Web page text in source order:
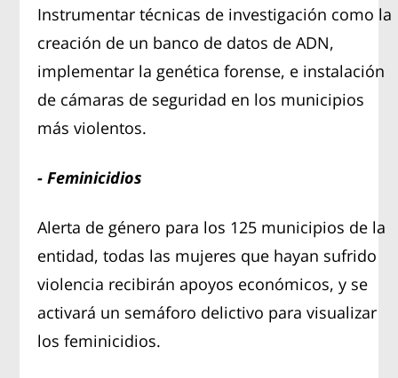
Instrumentar técnicas de investigación como la
creación de un banco de datos de ADN,
implementar la genética forense, e instalación
de cámaras de seguridad en los municipios
más violentos.
- Feminicidios
Alerta de género para los 125 municipios de la
entidad, todas las mujeres que hayan sufrido
violencia recibirán apoyos económicos, y se
activará un semáforo delictivo para visualizar
los feminicidios.